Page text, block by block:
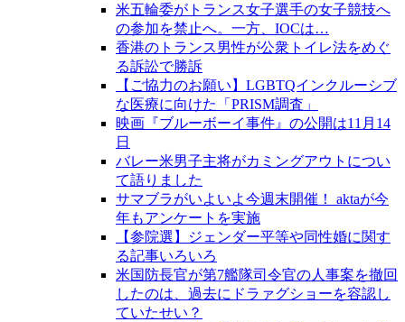
米五輪委がトランス女子選手の女子競技へ
の参加を禁止へ。一方、IOCは…
香港のトランス男性が公衆トイレ法をめぐ
る訴訟で勝訴
【ご協力のお願い】LGBTQインクルーシブ
な医療に向けた「PRISM調査」
映画『ブルーボーイ事件』の公開は11月14
日
バレー米男子主将がカミングアウトについ
て語りました
サマブラがいよいよ今週末開催！ aktaが今
年もアンケートを実施
【参院選】ジェンダー平等や同性婚に関す
る記事いろいろ
米国防長官が第7艦隊司令官の人事案を撤回
したのは、過去にドラァグショーを容認し
ていたせい？